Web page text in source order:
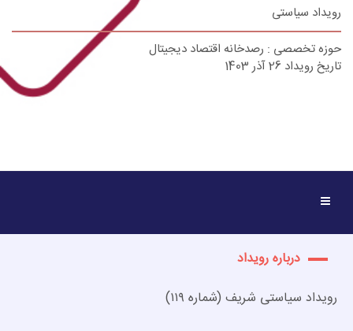
رویداد سیاستی
حوزه تخصصی : رصدخانه اقتصاد دیجیتال
تاریخ رویداد 26 آذر 1403
درباره رویداد
رویداد سیاستی شریف (شماره ۱۱۹)